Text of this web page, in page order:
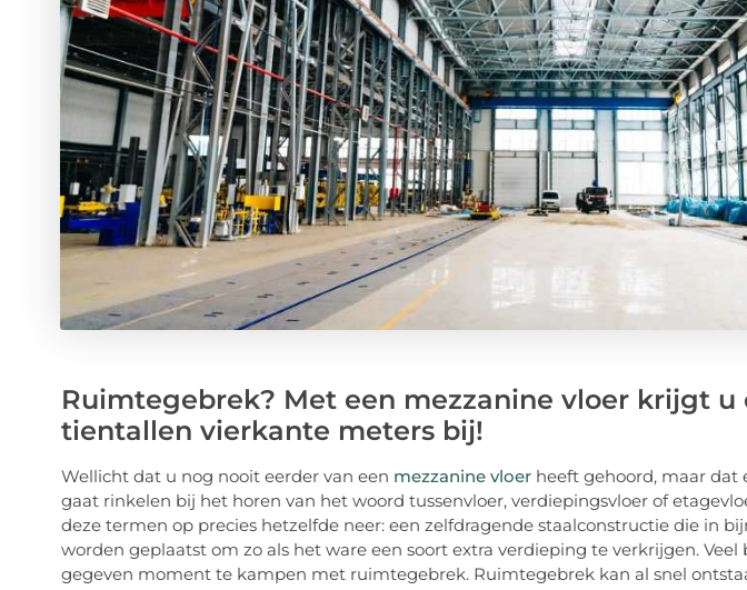
Ruimtegebrek? Met een mezzanine vloer krijgt u
tientallen vierkante meters bij!
Wellicht dat u nog nooit eerder van een mezzanine vloerheeft gehoord, maar dat
gaat rinkelen bij het horen van het woord tussenvloer, verdiepingsvloer of
deze termen op precies hetzelfde neer: een zelfdragende staalconstructie die in
worden geplaatst om zo als het ware een soort extra verdieping te verkrijgen.
gegeven moment te kampen met ruimtegebrek. Ruimtegebrek kan al snel